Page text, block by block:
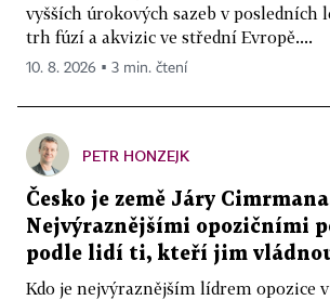
vyšších úrokových sazeb v
trh fúzí a akvizic ve střední Evropě....
10. 8. 2026 ▪ 3 min. čtení
PETR HONZEJK
Česko je země Járy
Nejvýraznějšími opozičními
podle lidí ti, kteří jim
Kdo je nejvýraznějším lídrem opozice v